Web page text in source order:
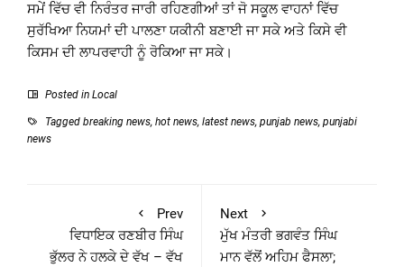
ਸਮੇਂ ਵਿੱਚ ਵੀ ਨਿਰੰਤਰ ਜਾਰੀ ਰਹਿਣਗੀਆਂ ਤਾਂ ਜੋ ਸਕੂਲ ਵਾਹਨਾਂ ਵਿੱਚ
ਸੁਰੱਖਿਆ ਨਿਯਮਾਂ ਦੀ ਪਾਲਣਾ ਯਕੀਨੀ ਬਣਾਈ ਜਾ ਸਕੇ ਅਤੇ ਕਿਸੇ ਵੀ
ਕਿਸਮ ਦੀ ਲਾਪਰਵਾਹੀ ਨੂੰ ਰੋਕਿਆ ਜਾ ਸਕੇ।
Posted in Local
Tagged breaking news, hot news, latest news, punjab news, punjabi
news
Prev
ਵਿਧਾਇਕ ਰਣਬੀਰ ਸਿੰਘ
ਭੁੱਲਰ ਨੇ ਹਲਕੇ ਦੇ ਵੱਖ – ਵੱਖ
Next
ਮੁੱਖ ਮੰਤਰੀ ਭਗਵੰਤ ਸਿੰਘ
ਮਾਨ ਵੱਲੋਂ ਅਹਿਮ ਫੈਸਲਾ;